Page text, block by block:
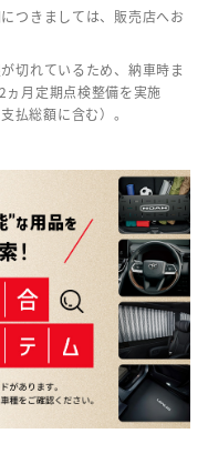
つきましては、販売店へお
切れているため、納車時ま
月定期点検整備を実施
払総額に含む）。